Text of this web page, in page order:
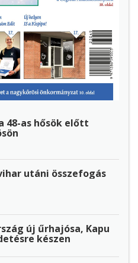
48-as hősök előtt
utáni összefogás
új űrhajósa, Kapu
készen